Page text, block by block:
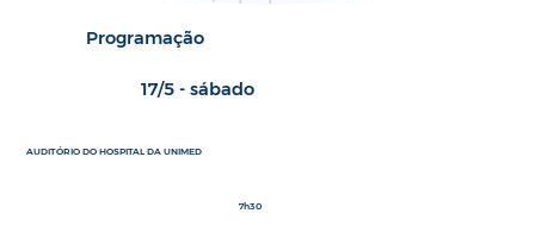
Programação
17/5 - sábado
AUDITÓRIO DO HOSPITAL DA UNIMED
7h30